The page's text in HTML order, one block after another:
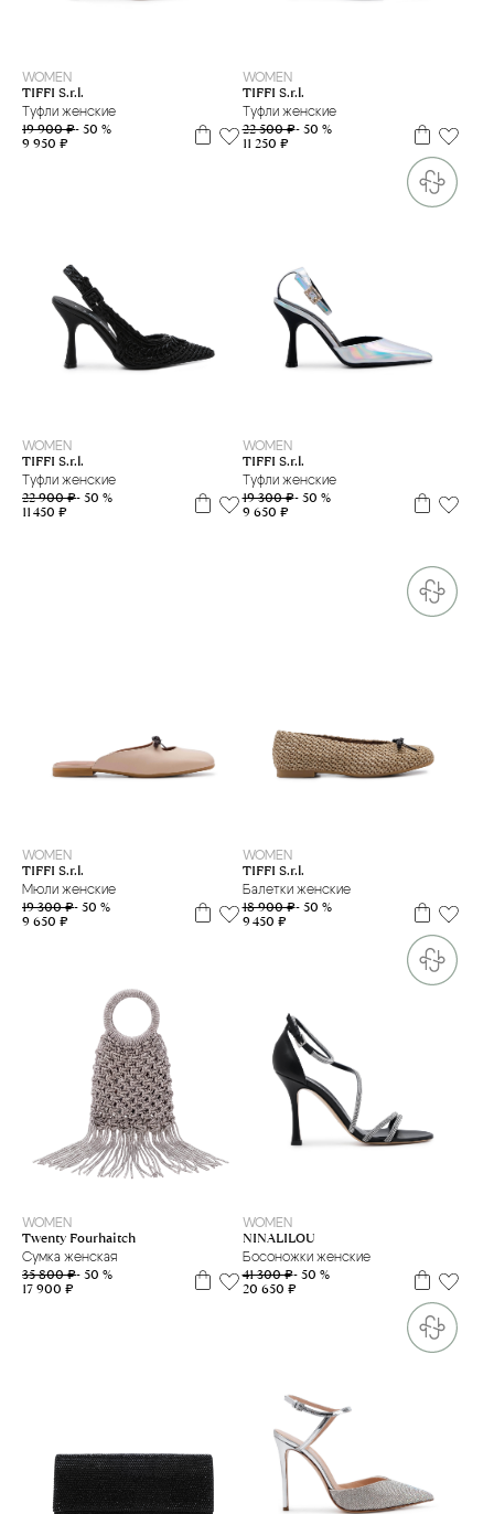
WOMEN
TIFFI S.r.l.
Туфли женские
19 900 ₽- 50 %
9 950 ₽
WOMEN
TIFFI S.r.l.
Туфли женские
22 500 ₽- 50 %
11 250 ₽
WOMEN
TIFFI S.r.l.
Туфли женские
22 900 ₽- 50 %
11 450 ₽
WOMEN
TIFFI S.r.l.
Туфли женские
19 300 ₽- 50 %
9 650 ₽
WOMEN
TIFFI S.r.l.
Мюли женские
19 300 ₽- 50 %
9 650 ₽
WOMEN
TIFFI S.r.l.
Балетки женские
18 900 ₽- 50 %
9 450 ₽
WOMEN
Twenty Fourhaitch
Сумка женская
35 800 ₽- 50 %
17 900 ₽
WOMEN
NINALILOU
Босоножки женские
41 300 ₽- 50 %
20 650 ₽